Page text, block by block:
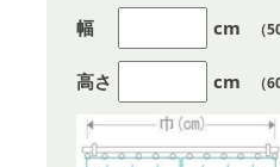
幅 cm （
高さ cm （